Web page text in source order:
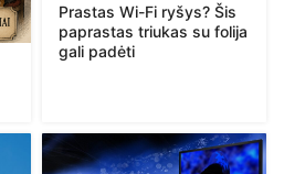
Prastas Wi-Fi ryšys? Šis
paprastas triukas su folija
gali padėti